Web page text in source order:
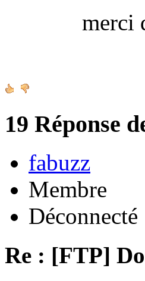
merci de
19 Réponse
fabuzz
Membre
Déconnecté
Re : [FTP]